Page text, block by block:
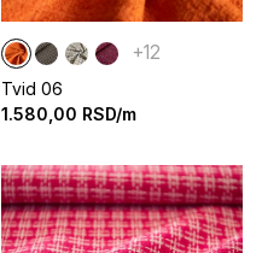
+12
Tvid 06
1.580,00 RSD/m